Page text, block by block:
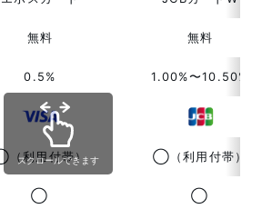
無料 無料
0.5% 1.00%〜10.50%
利用付帯） ◯（利用付帯）
◯ ◯
スクロールできます